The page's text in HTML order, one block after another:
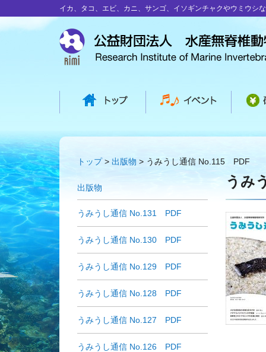
イカ、タコ、エビ、カニ、サンゴ、イソギンチャクやウミウシ
トップ 出版物 うみうし通信 No.115 PDF
出版物
うみうし通信 No.131 PDF
うみうし通信 No.130 PDF
うみうし通信 No.129 PDF
うみうし通信 No.128 PDF
うみうし通信 No.127 PDF
うみうし通信 No.126 PDF
うみ